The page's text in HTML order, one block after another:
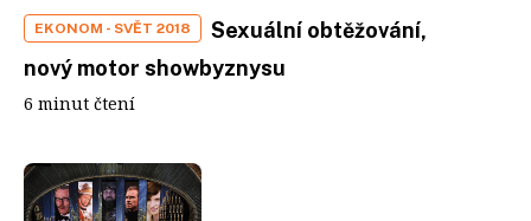
EKONOM - SVĚT 2018
Sexuální obtěžování,
nový motor showbyznysu
6 minut čtení